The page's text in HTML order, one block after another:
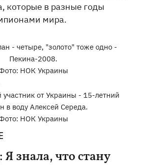
которые в разные годы
мира.
- четыре, "золото" тоже одно -
Пекина-2008.
НОК Украины
от Украины - 15-летний
в воду Алексей Середа.
НОК Украины
: Я знала, что стану